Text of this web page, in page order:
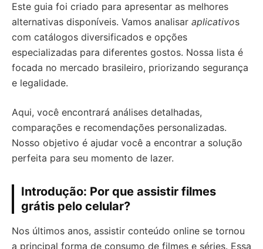
Este guia foi criado para apresentar as melhores
alternativas disponíveis. Vamos analisar aplicativos
com catálogos diversificados e opções
especializadas para diferentes gostos. Nossa lista é
focada no mercado brasileiro, priorizando segurança
e legalidade.
Aqui, você encontrará análises detalhadas,
comparações e recomendações personalizadas.
Nosso objetivo é ajudar você a encontrar a solução
perfeita para seu momento de lazer.
Introdução: Por que assistir filmes
grátis pelo celular?
Nos últimos anos, assistir conteúdo online se tornou
a principal forma de consumo de filmes e séries. Essa